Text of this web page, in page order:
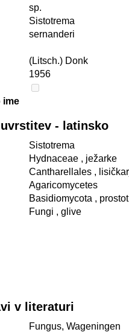
sp.
Sistotrema
sernanderi
(Litsch.) Donk
1956
ime
- latinsko
Sistotrema
Hydnaceae , ježarke
Cantharellales ,
Agaricomycetes
Basidiomycota ,
Fungi , glive
v literaturi
Fungus, Wageningen